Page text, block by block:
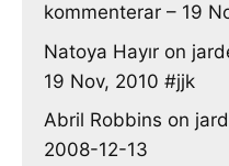
kommenterar – 19
Natoya Hayır on
19 Nov, 2010 #jjk
Abril Robbins on
2008-12-13